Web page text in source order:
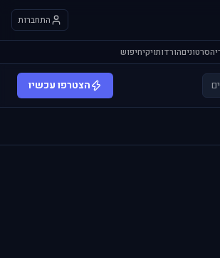
התחברות
סרטוניםהורדותויקיחיפוש
הצטרפו עכשיו